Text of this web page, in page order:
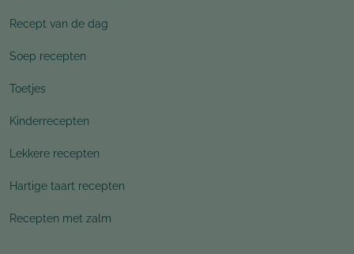
Recept van de dag
Soep recepten
Toetjes
Kinderrecepten
Lekkere recepten
Hartige taart recepten
Recepten met zalm